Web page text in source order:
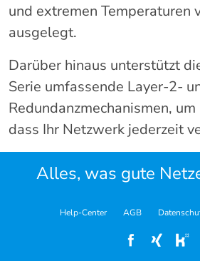
und extremen Temperaturen
ausgelegt.
Darüber hinaus unterstützt
Serie umfassende Layer-2-
Redundanzmechanismen,
dass Ihr Netzwerk jederzeit
Alles, was gute
Help-Center AGB